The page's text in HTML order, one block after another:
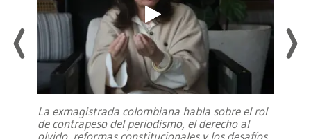
La exmagistrada colombiana habla sobre el rol
de contrapeso del periodismo, el derecho al
olvido, reformas constitucionales y los desafíos